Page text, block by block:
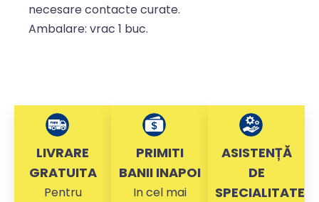
necesare contacte curate.
Ambalare: vrac 1 buc.
LIVRARE
GRATUITA
Pentru
PRIMITI
BANII INAPOI
In cel mai
ASISTENȚĂ
DE
SPECIALITATE